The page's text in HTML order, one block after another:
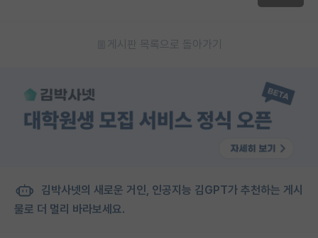
게시판 목록으로 돌아가기
김박사넷의 새로운 거인, 인공지능 김GPT가 추천하는 게시
물로 더 멀리 바라보세요.